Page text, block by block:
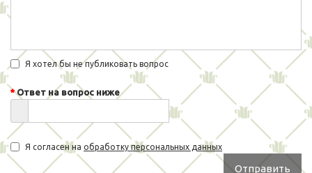
Я хотел бы не публиковать вопрос
Ответ на вопрос ниже
Я согласен на обработку персональных данных
Отправить